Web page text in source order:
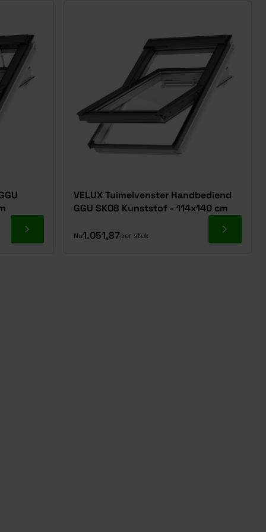
Ga naar product
VELUX Tuimelvenster Handbediend
GGU SK08 Kunststof - 114x140 cm
Nu1.051,87per stuk Ga naar